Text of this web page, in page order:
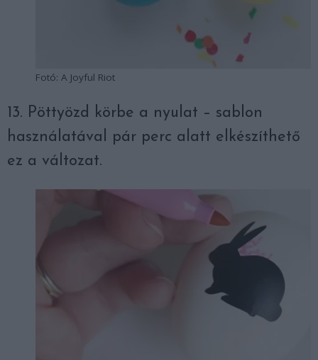
Fotó: A Joyful Riot
13. Pöttyözd körbe a nyulat – sablon
használatával pár perc alatt elkészíthető
ez a változat.